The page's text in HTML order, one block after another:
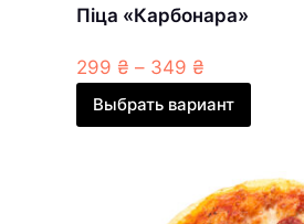
Піца «Карбонара»
299 ₴ – 349 ₴
Выбрать вариант